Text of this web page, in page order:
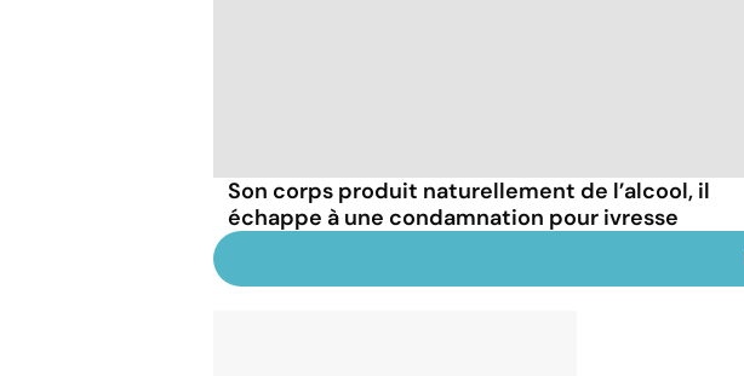
Son corps produit naturellement de l’alcool, il
échappe à une condamnation pour ivresse